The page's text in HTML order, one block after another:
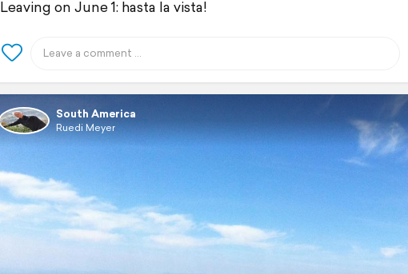
Leaving on June 1: hasta la vista!
South America
Ruedi Meyer